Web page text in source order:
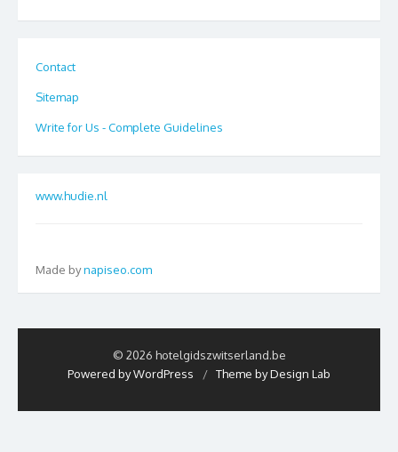
Contact
Sitemap
Write for Us - Complete Guidelines
www.hudie.nl
Made bynapiseo.com
© 2026 hotelgidszwitserland.be
Powered by WordPress
/ Theme by Design Lab